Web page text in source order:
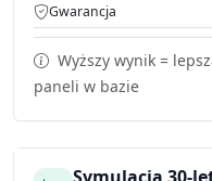
Gwarancja
Wyższy wynik =
paneli w bazie